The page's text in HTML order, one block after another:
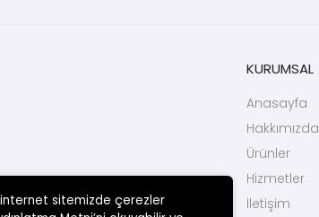
KURUMSAL
Anasayfa
Hakkımızda
Ürünler
Hizmetler
İletişim
sitemizde çerezler